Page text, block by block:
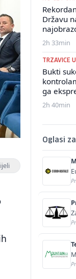
Državu
2h 33min
TRZAVICE
Bukti
ga
2h 40min
Oglasi